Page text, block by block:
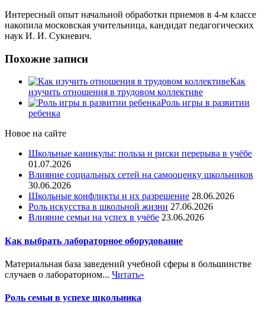
Интересный опыт начальной обработки приемов в 4-м классе
накопила московская учительница, кандидат педагогических
наук И. И. Сукневич.
Похожие записи
Как
изучить отношения в трудовом коллективе
Роль игры в развитии
ребенка
Новое на сайте
Школьные каникулы: польза и риски перерыва в учёбе
01.07.2026
Влияние социальных сетей на самооценку школьников
30.06.2026
Школьные конфликты и их разрешение 28.06.2026
Роль искусства в школьной жизни 27.06.2026
Влияние семьи на успех в учёбе 23.06.2026
Как выбрать лабораторное оборудование
Материальная база заведений учебной сферы в большинстве
случаев о лабораторном... Читать»
Роль семьи в успехе школьника